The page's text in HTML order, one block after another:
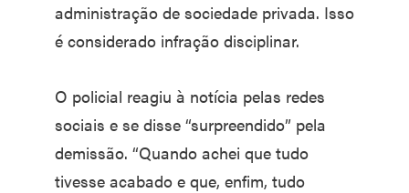
administração de sociedade privada. Isso
é considerado infração disciplinar.
O policial reagiu à notícia pelas redes
sociais e se disse “surpreendido” pela
demissão. “Quando achei que tudo
tivesse acabado e que, enfim, tudo